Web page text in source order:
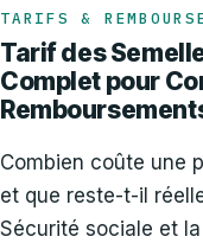
TARIFS &
Tarif des
Complet pour
Combien coûte une
et que reste-t-il
Sécurité sociale et